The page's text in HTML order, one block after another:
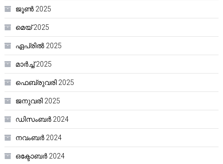
ജൂൺ 2025
മെയ്‌ 2025
ഏപ്രിൽ 2025
മാർച്ച്‌ 2025
ഫെബ്രുവരി 2025
ജനുവരി 2025
ഡിസംബർ 2024
നവംബർ 2024
ഒക്ടോബർ 2024